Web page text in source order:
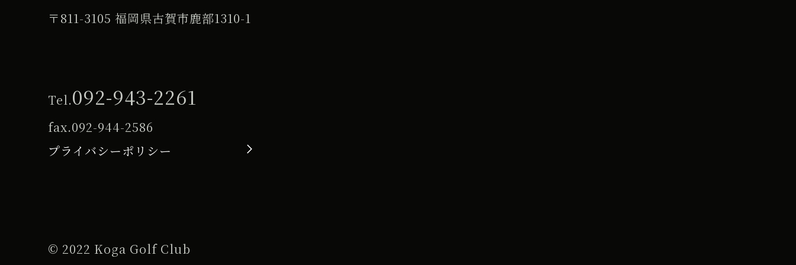
〒811-3105 福岡県古賀市鹿部1310-1
Tel.092-943-2261
fax.092-944-2586
プライバシーポリシー
© 2022 Koga Golf Club